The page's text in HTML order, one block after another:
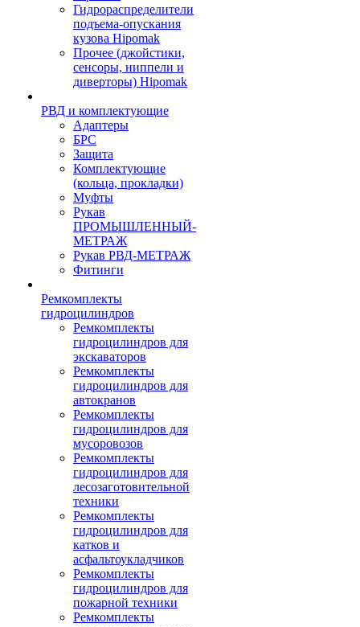
Гидрораспределители
подъема-опускания
кузова Hipomak
Прочее (джойстики,
сенсоры, ниппели и
диверторы) Hipomak
РВД и комплектующие
Адаптеры
БРС
Защита
Комплектующие
(кольца, прокладки)
Муфты
Рукав
ПРОМЫШЛЕННЫЙ-
МЕТРАЖ
Рукав РВД-МЕТРАЖ
Фитинги
Ремкомплекты
гидроцилиндров
Ремкомплекты
гидроцилиндров для
экскаваторов
Ремкомплекты
гидроцилиндров для
автокранов
Ремкомплекты
гидроцилиндров для
мусоровозов
Ремкомплекты
гидроцилиндров для
лесозаготовительной
техники
Ремкомплекты
гидроцилиндров для
катков и
асфальтоукладчиков
Ремкомплекты
гидроцилиндров для
пожарной техники
Ремкомплекты